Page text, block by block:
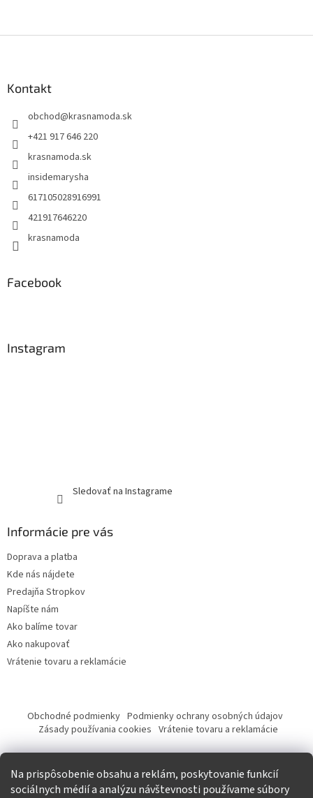
Na prispôsobenie obsahu a reklám, poskytovanie funkcií
sociálnych médií a analýzu návštevnosti používame súbory
Kontakt
obchod@krasnamoda.sk
+421 917 646 220
krasnamoda.sk
insidemarysha
617105028916991
421917646220
krasnamoda
Facebook
Instagram
Sledovať na Instagrame
Informácie pre vás
Doprava a platba
Kde nás nájdete
Predajňa Stropkov
Napíšte nám
Ako balíme tovar
Ako nakupovať
Vrátenie tovaru a reklamácie
Obchodné podmienky Podmienky ochrany osobných údajov
Zásady používania cookies Vrátenie tovaru a reklamácie
Tvorba eshopu a SEO optimalizácia